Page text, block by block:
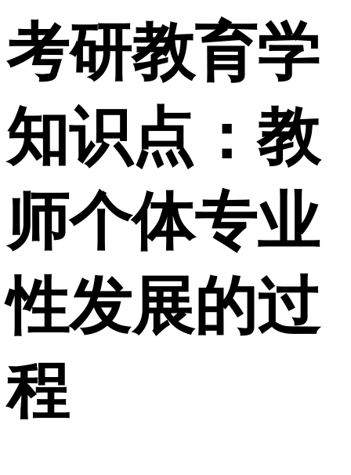
考研教育学
知识点：教
师个体专业
性发展的过
程